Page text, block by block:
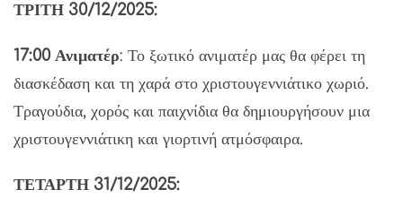
ΤΡΙΤΗ 30/12/2025:
17:00 Ανιματέρ: Το ξωτικό ανιματέρ μας θα φέρει τη
διασκέδαση και τη χαρά στο χριστουγεννιάτικο χωριό.
Τραγούδια, χορός και παιχνίδια θα δημιουργήσουν μια
χριστουγεννιάτικη και γιορτινή ατμόσφαιρα.
ΤΕΤΑΡΤΗ 31/12/2025: